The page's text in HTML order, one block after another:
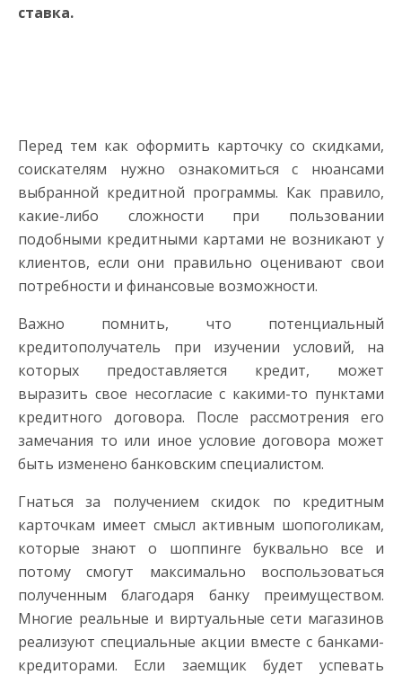
ставка.
Перед тем как оформить карточку со скидками,
соискателям нужно ознакомиться с нюансами
выбранной кредитной программы. Как правило,
какие-либо сложности при пользовании
подобными кредитными картами не возникают у
клиентов, если они правильно оценивают свои
потребности и финансовые возможности.
Важно помнить, что потенциальный
кредитополучатель при изучении условий, на
которых предоставляется кредит, может
выразить свое несогласие с какими-то пунктами
кредитного договора. После рассмотрения его
замечания то или иное условие договора может
быть изменено банковским специалистом.
Гнаться за получением скидок по кредитным
карточкам имеет смысл активным шопоголикам,
которые знают о шоппинге буквально все и
потому смогут максимально воспользоваться
полученным благодаря банку преимуществом.
Многие реальные и виртуальные сети магазинов
реализуют специальные акции вместе с банками-
кредиторами. Если заемщик будет успевать